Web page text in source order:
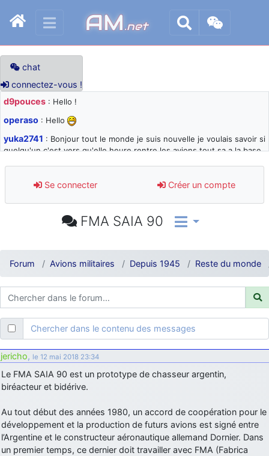
AM.net
chat
connectez-vous !
d9pouces : Hello !
operaso : Hello
yuka2741 : Bonjour tout le monde je suis nouvelle je voulais savoir si
quelqu'un c'est vers qu'elle heure rentre les avions tout sa a la base
d9pouces: désolé pour les quelques blocages du site ces derniers
jours : je teste des méthodes contre le spam et les bots trop nocifs
: Super, la nouvelle bannière
comprendre
d9pouces: ouakamois > si tu parles du sujet sur l'Armée de l'Air,
bien sûr que oui !
je suis un avion@,._,+: Bonjour je viens d'arriver il y a quelques
moi et quelques avions n'ont pas les mêmes noms qu'aujourd'hui
ouakamois: Bonjourà toutes et à tous.en espérantque ces
quelques images du Pays Basque vous auront plu ; Agur…
d9pouces: Malheureusement non
meeting de Lann Bihoué de 2026 ?
cachée dans les pins: Coucou et excellente année 2026 à tous et
au site!
Se connecter Créer un compte
FMA SAIA 90
Forum Avions militaires Depuis 1945 Reste du monde
Chercher dans le contenu des messages
jericho, le 12 mai 2018 23:34
Le FMA SAIA 90 est un prototype de chasseur argentin,
biréacteur et bidérive.
Au tout début des années 1980, un accord de coopération pour le
développement et la production de futurs avions est signé entre
l’Argentine et le constructeur aéronautique allemand Dornier. Dans
un premier temps, ce dernier doit travailler avec FMA (Fabrica